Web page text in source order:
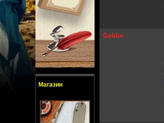
Магазин
Goblin